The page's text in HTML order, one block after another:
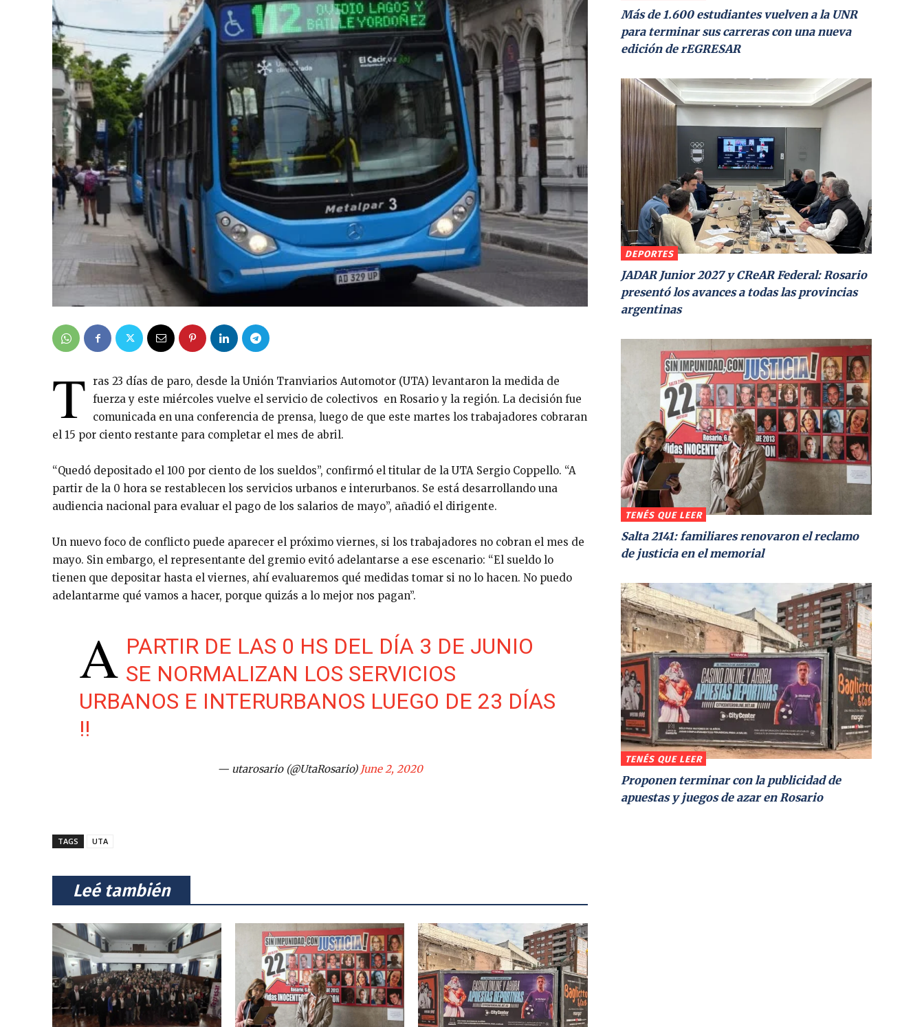
T
ras 23 días de paro, desde la Unión Tranviarios Automotor (UTA) levantaron la medida de
fuerza y este miércoles vuelve el servicio de colectivos en Rosario y la región. La decisión fue
comunicada en una conferencia de prensa, luego de que este martes los trabajadores cobraran
el 15 por ciento restante para completar el mes de abril.
“Quedó depositado el 100 por ciento de los sueldos”, confirmó el titular de la UTA Sergio Coppello. “A
partir de la 0 hora se restablecen los servicios urbanos e interurbanos. Se está desarrollando una
audiencia nacional para evaluar el pago de los salarios de mayo”, añadió el dirigente.
Un nuevo foco de conflicto puede aparecer el próximo viernes, si los trabajadores no cobran el mes de
mayo. Sin embargo, el representante del gremio evitó adelantarse a ese escenario: “El sueldo lo
tienen que depositar hasta el viernes, ahí evaluaremos qué medidas tomar si no lo hacen. No puedo
adelantarme qué vamos a hacer, porque quizás a lo mejor nos pagan”.
A PARTIR DE LAS 0 HS DEL DÍA 3 DE JUNIO
SE NORMALIZAN LOS SERVICIOS
URBANOS E INTERURBANOS LUEGO DE 23 DÍAS
!!
— utarosario (@UtaRosario) June 2, 2020
TAGS UTA
⠀Leé también⠀
Más de 1.600 estudiantes vuelven a la UNR
para terminar sus carreras con una nueva
edición de rEGRESAR
DEPORTES
JADAR Junior 2027 y CReAR Federal: Rosario
presentó los avances a todas las provincias
argentinas
TENÉS QUE LEER
Salta 2141: familiares renovaron el reclamo
de justicia en el memorial
TENÉS QUE LEER
Proponen terminar con la publicidad de
apuestas y juegos de azar en Rosario